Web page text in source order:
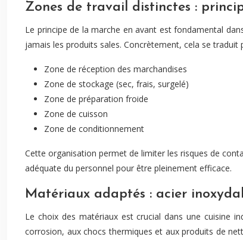
Zones de travail distinctes :
Le principe de la marche en avant est fondamental
jamais les produits sales. Concrètement, cela se
Zone de réception des marchandises
Zone de stockage (sec, frais, surgelé)
Zone de préparation froide
Zone de cuisson
Zone de conditionnement
Cette organisation permet de limiter les risques de
adéquate du personnel pour être pleinement efficace.
Matériaux adaptés : acier
Le choix des matériaux est crucial dans une cuisine
corrosion, aux chocs thermiques et aux produits de